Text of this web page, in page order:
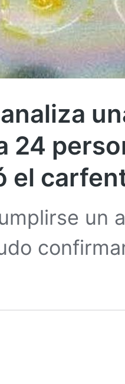
analiza
24
el
un